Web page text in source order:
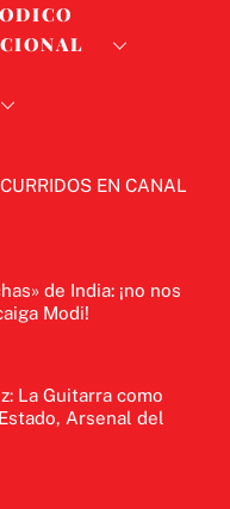
EN CANAL
de India: ¡no nos
Modi!
La Guitarra como
Arsenal del